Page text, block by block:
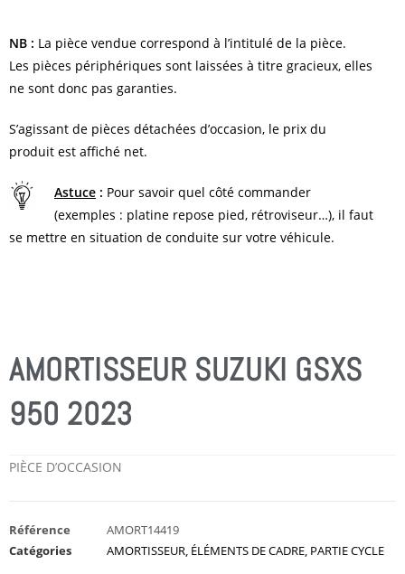
NB : La pièce vendue correspond à l’intitulé de la pièce.
Les pièces périphériques sont laissées à titre gracieux, elles
ne sont donc pas garanties.
S’agissant de pièces détachées d’occasion, le prix du
produit est affiché net.
Astuce : Pour savoir quel côté commander
(exemples : platine repose pied, rétroviseur…), il faut
se mettre en situation de conduite sur votre véhicule.
AMORTISSEUR SUZUKI GSXS
950 2023
PIÈCE D’OCCASION
Référence
AMORT14419
Catégories
AMORTISSEUR, ÉLÉMENTS DE CADRE, PARTIE CYCLE